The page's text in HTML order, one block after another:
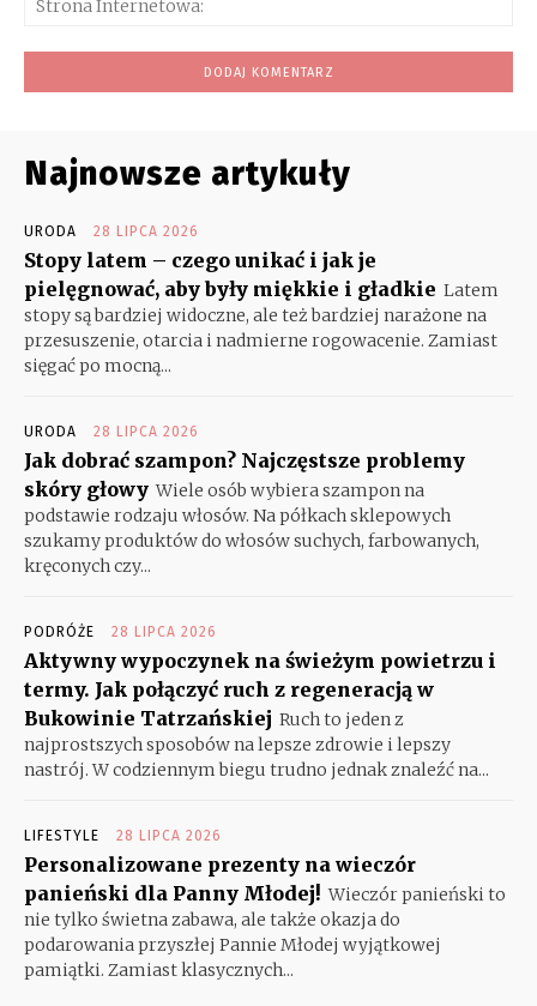
Najnowsze artykuły
URODA 28 LIPCA 2026
Stopy latem – czego unikać i jak je
pielęgnować, aby były miękkie i gładkie Latem
stopy są bardziej widoczne, ale też bardziej narażone na
przesuszenie, otarcia i nadmierne rogowacenie. Zamiast
sięgać po mocną...
URODA 28 LIPCA 2026
Jak dobrać szampon? Najczęstsze problemy
skóry głowy Wiele osób wybiera szampon na
podstawie rodzaju włosów. Na półkach sklepowych
szukamy produktów do włosów suchych, farbowanych,
kręconych czy...
PODRÓŻE 28 LIPCA 2026
Aktywny wypoczynek na świeżym powietrzu i
termy. Jak połączyć ruch z regeneracją w
Bukowinie Tatrzańskiej Ruch to jeden z
najprostszych sposobów na lepsze zdrowie i lepszy
nastrój. W codziennym biegu trudno jednak znaleźć na...
LIFESTYLE 28 LIPCA 2026
Personalizowane prezenty na wieczór
panieński dla Panny Młodej! Wieczór panieński to
nie tylko świetna zabawa, ale także okazja do
podarowania przyszłej Pannie Młodej wyjątkowej
pamiątki. Zamiast klasycznych...